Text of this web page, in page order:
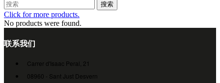
搜索
Click for more products.
No products were found.
联系我们
Carrer d'Isaac Peral, 21
08960 - Sant Just Desvern